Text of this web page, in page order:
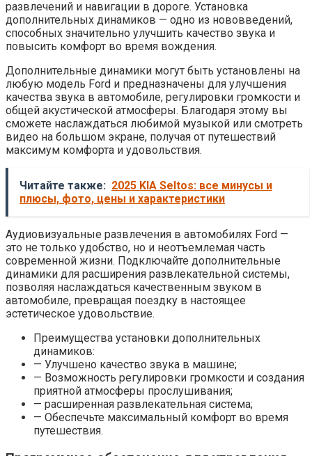
развлечений и навигации в дороге. Установка
дополнительных динамиков — одно из нововведений,
способных значительно улучшить качество звука и
повысить комфорт во время вождения.
Дополнительные динамики могут быть установлены на
любую модель Ford и предназначены для улучшения
качества звука в автомобиле, регулировки громкости и
общей акустической атмосферы. Благодаря этому вы
сможете наслаждаться любимой музыкой или смотреть
видео на большом экране, получая от путешествий
максимум комфорта и удовольствия.
Читайте также: 2025 KIA Seltos: все минусы и
плюсы, фото, цены и характеристики
Аудиовизуальные развлечения в автомобилях Ford —
это не только удобство, но и неотъемлемая часть
современной жизни. Подключайте дополнительные
динамики для расширения развлекательной системы,
позволяя наслаждаться качественным звуком в
автомобиле, превращая поездку в настоящее
эстетическое удовольствие.
Преимущества установки дополнительных
динамиков:
— Улучшено качество звука в машине;
— Возможность регулировки громкости и создания
приятной атмосферы прослушивания;
— расширенная развлекательная система;
— Обеспечьте максимальный комфорт во время
путешествия.